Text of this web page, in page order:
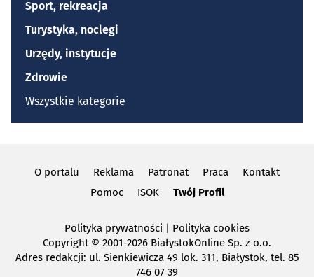
Sport, rekreacja
Turystyka, noclegi
Urzędy, instytucje
Zdrowie
Wszystkie kategorie
O portalu Reklama Patronat Praca
Kontakt
Pomoc
ISOK Twój Profil
Polityka prywatności
Polityka cookies
Copyright© 2001-2026 BiałystokOnline Sp. z o.o.
Adres redakcji: ul. Sienkiewicza 49 lok. 311, Białystok, tel. 85
746 07 39